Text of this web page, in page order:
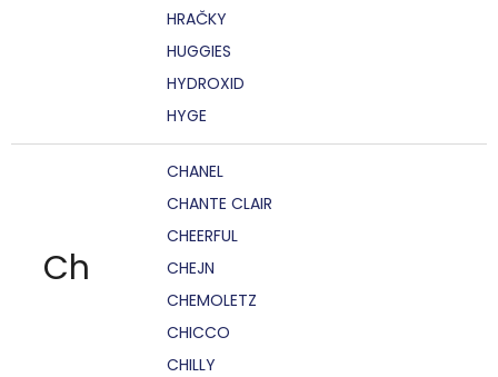
HRAČKY
HUGGIES
HYDROXID
HYGE
Ch
CHANEL
CHANTE CLAIR
CHEERFUL
CHEJN
CHEMOLETZ
CHICCO
CHILLY